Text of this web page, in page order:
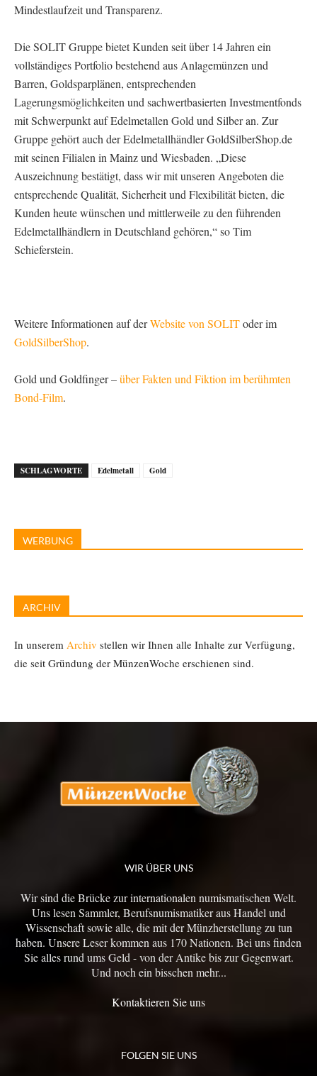
Mindestlaufzeit und Transparenz.
Die SOLIT Gruppe bietet Kunden seit über 14 Jahren ein
vollständiges Portfolio bestehend aus Anlagemünzen und
Barren, Goldsparplänen, entsprechenden
Lagerungsmöglichkeiten und sachwertbasierten Investmentfonds
mit Schwerpunkt auf Edelmetallen Gold und Silber an. Zur
Gruppe gehört auch der Edelmetallhändler GoldSilberShop.de
mit seinen Filialen in Mainz und Wiesbaden. „Diese
Auszeichnung bestätigt, dass wir mit unseren Angeboten die
entsprechende Qualität, Sicherheit und Flexibilität bieten, die
Kunden heute wünschen und mittlerweile zu den führenden
Edelmetallhändlern in Deutschland gehören,“ so Tim
Schieferstein.
Weitere Informationen auf derWebsite von SOLIToder im
GoldSilberShop.
Gold und Goldfinger –über Fakten und Fiktion im berühmten
Bond-Film.
SCHLAGWORTE Edelmetall Gold
WERBUNG
ARCHIV
In unserem Archiv stellen wir Ihnen alle Inhalte zur Verfügung,
die seit Gründung der MünzenWoche erschienen sind.
WIR ÜBER UNS
Wir sind die Brücke zur internationalen numismatischen Welt.
Uns lesen Sammler, Berufsnumismatiker aus Handel und
Wissenschaft sowie alle, die mit der Münzherstellung zu tun
haben. Unsere Leser kommen aus 170 Nationen. Bei uns finden
Sie alles rund ums Geld - von der Antike bis zur Gegenwart.
Und noch ein bisschen mehr...
Kontaktieren Sie uns
FOLGEN SIE UNS